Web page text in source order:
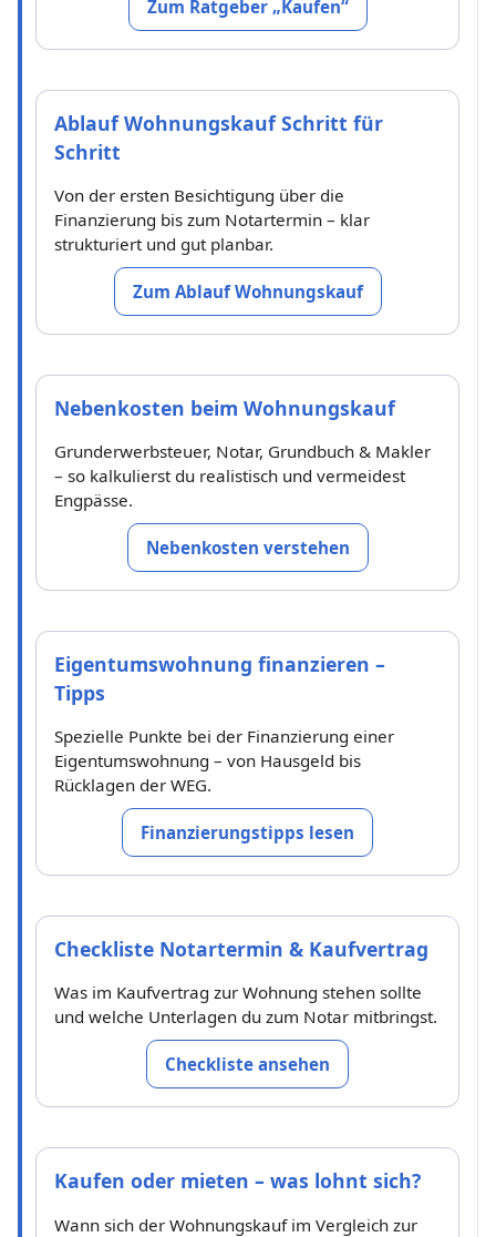
Zum Ratgeber „Kaufen“
Ablauf Wohnungskauf Schritt für
Schritt
Von der ersten Besichtigung über die
Finanzierung bis zum Notartermin – klar
strukturiert und gut planbar.
Zum Ablauf Wohnungskauf
Nebenkosten beim Wohnungskauf
Grunderwerbsteuer, Notar, Grundbuch & Makler
– so kalkulierst du realistisch und vermeidest
Engpässe.
Nebenkosten verstehen
Eigentumswohnung finanzieren –
Tipps
Spezielle Punkte bei der Finanzierung einer
Eigentumswohnung – von Hausgeld bis
Rücklagen der WEG.
Finanzierungstipps lesen
Checkliste Notartermin & Kaufvertrag
Was im Kaufvertrag zur Wohnung stehen sollte
und welche Unterlagen du zum Notar mitbringst.
Checkliste ansehen
Kaufen oder mieten – was lohnt sich?
Wann sich der Wohnungskauf im Vergleich zur